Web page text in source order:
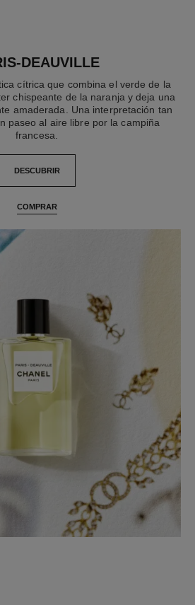
DEAUVILLE
cítrica que combina el verde de la
chispeante de la naranja y deja una
amaderada. Una interpretación tan
paseo al aire libre por la campiña
francesa.
DESCUBRIR
COMPRAR